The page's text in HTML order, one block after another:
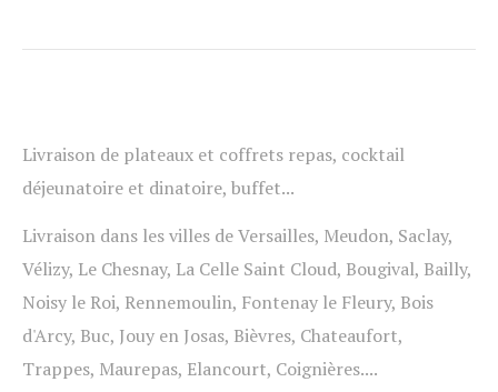
Livraison de plateaux et coffrets repas, cocktail
déjeunatoire et dinatoire, buffet...
Livraison dans les villes de Versailles, Meudon, Saclay,
Vélizy, Le Chesnay, La Celle Saint Cloud, Bougival, Bailly,
Noisy le Roi, Rennemoulin, Fontenay le Fleury, Bois
d'Arcy, Buc, Jouy en Josas, Bièvres, Chateaufort,
Trappes, Maurepas, Elancourt, Coignières....